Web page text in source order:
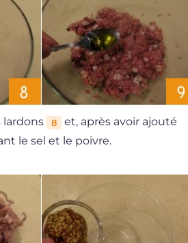
lardons 8
et, après avoir ajouté
le sel et le poivre.